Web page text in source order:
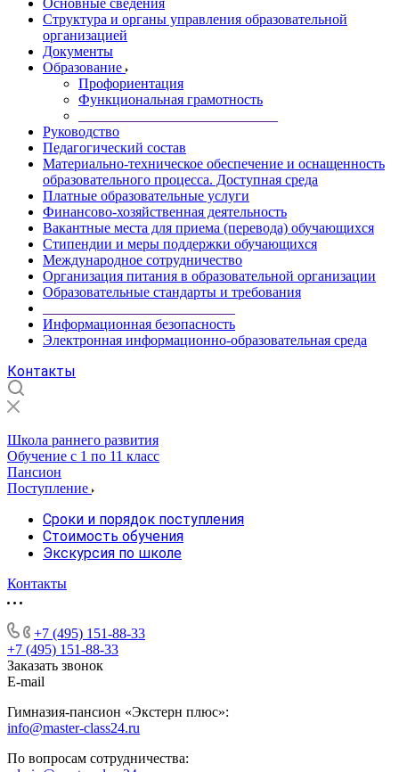
Основные сведения
Структура и органы управления образовательной
организацией
Документы
Образование
Профориентация
Функциональная грамотность
Руководство
Педагогический состав
Материально-техническое обеспечение и оснащенность
образовательного процесса. Доступная среда
Платные образовательные услуги
Финансово-хозяйственная деятельность
Вакантные места для приема (перевода) обучающихся
Стипендии и меры поддержки обучающихся
Международное сотрудничество
Организация питания в образовательной организации
Образовательные стандарты и требования
Информационная безопасность
Электронная информационно-образовательная среда
Контакты
Школа раннего развития
Обучение с 1 по 11 класс
Пансион
Поступление
Сроки и порядок поступления
Стоимость обучения
Экскурсия по школе
Контакты
+7 (495) 151-88-33
+7 (495) 151-88-33
Заказать звонок
E-mail
Гимназия-пансион «Экстерн плюс»:
info@master-class24.ru
По вопросам сотрудничества: